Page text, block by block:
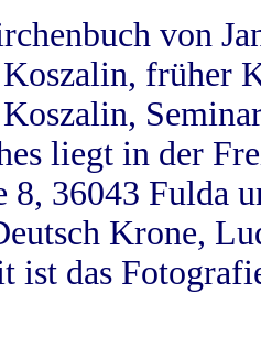
von
früher
liegt in der
8, 36043 Fulda
Krone,
ist das